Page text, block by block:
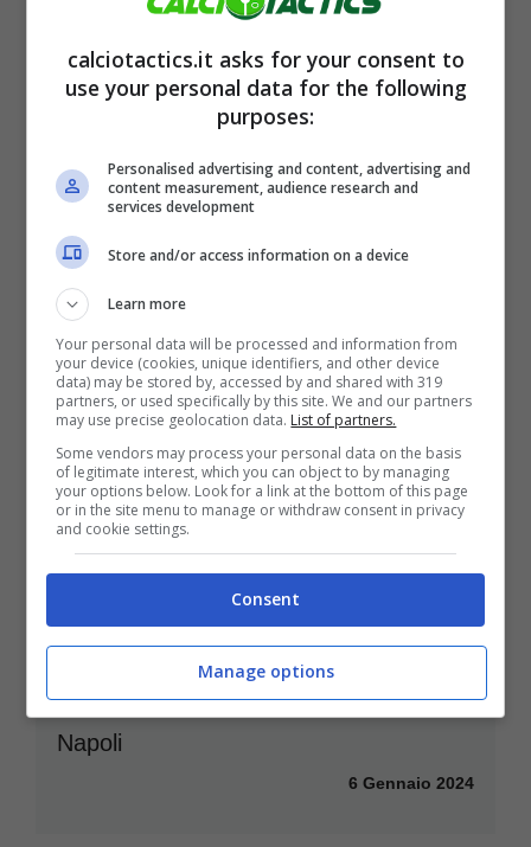
Ultim’ora Vialli, la rivelazione sul
campione lascia a bocca aperta
9 Gennaio 2024
Insigne torna in Serie A: tradimento al
Napoli
6 Gennaio 2024
calciotactics.it asks for your consent to
use your personal data for the following
purposes:
Personalised advertising and content, advertising and
content measurement, audience research and
services development
Store and/or access information on a device
Learn more
Your personal data will be processed and information from
your device (cookies, unique identifiers, and other device
data) may be stored by, accessed by and shared with 319
partners, or used specifically by this site. We and our partners
may use precise geolocation data. List of partners.
Some vendors may process your personal data on the basis
of legitimate interest, which you can object to by managing
your options below. Look for a link at the bottom of this page
or in the site menu to manage or withdraw consent in privacy
and cookie settings.
Consent
Manage options